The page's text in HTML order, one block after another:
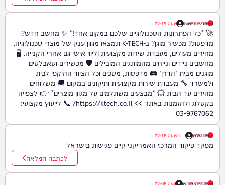
המחדש חדשות
08/08/26
| בשעה 22:19
🚀 *כל הפתרונות הטכנולוגיים שלכם במקום אחד!* ✨ מחשב חדש?
מדפסת? מכשיר מוגן? ב-K-TECH תמצאו מגוון ענק של מוצרי טכנולוגיה,
מחירים מעולים, מעבדת שירות מקצועית וליווי אישי גם אחרי הקנייה. 🖥️
מחשבים ניידים ונייחים מהמותגים המובילים 🛡️ מכשירים וטאבלטים
מוגנים מבית 'הדרן' 🖨️ מדפסות, מסכים וכל הציוד ההיקפי לבית
ולמשרד 🔧 מעבדת שירות מקצועית ותיקונים במקום 🚚 משלוחים
מהירים עד הבית 💥 *מבצעים משתלמים על מגוון מוצרים* 👉 לצפייה
בקטלוג ולהזמנות באתר >> https://ktech.co.il/ 📞 לייעוץ מקצועי:
03-9767062
יענקי גולדן
08/08/26
| בשעה 22:16
מפקד פיקוד המרכז האמריקני קיים פגישות בישראל
לכתבה המלאה
מערכת המחדש
08/08/26
| בשעה 22:06